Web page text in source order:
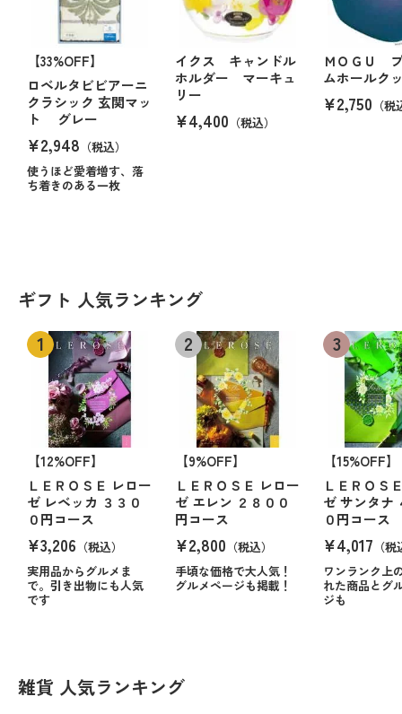
【33%OFF】
ロベルタビビアーニ
クラシック 玄関マッ
ト グレー
¥2,948 （税込）
使うほど愛着増す、落
ち着きのある一枚
イクス キャンドル
ホルダー マーキュ
リー
¥4,400 （税込）
ＭＯＧＵ
ムホールク
¥2,750 （
ギフト 人気ランキング
【12%OFF】
ＬＥＲＯＳＥ レロー
ゼ レベッカ ３３０
０円コース
¥3,206 （税込）
実用品からグルメま
で。引き出物にも人気
です
【9%OFF】
ＬＥＲＯＳＥ レロー
ゼ エレン ２８００
円コース
¥2,800 （税込）
手頃な価格で大人気！
グルメページも掲載！
【15%OFF】
ＬＥＲＯＳ
ゼ サンタナ
０円コース
¥4,017 （
ワンランク上
れた商品とグ
ジも
雑貨 人気ランキング